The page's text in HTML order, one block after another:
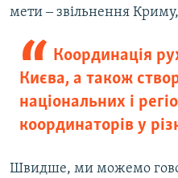
мети ‒ звільнення Криму,
Координація
Києва, а також
національних і
координаторів у
Швидше, ми можемо